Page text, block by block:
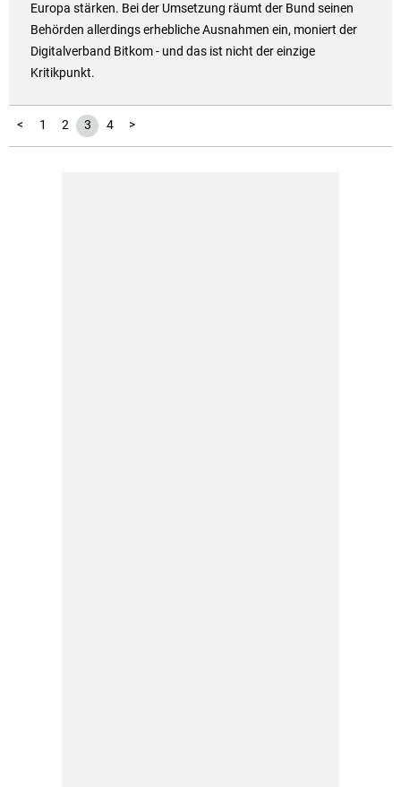
Europa stärken. Bei der Umsetzung räumt der Bund seinen
Behörden allerdings erhebliche Ausnahmen ein, moniert der
Digitalverband Bitkom - und das ist nicht der einzige
Kritikpunkt.
< 1 2 3 4 >